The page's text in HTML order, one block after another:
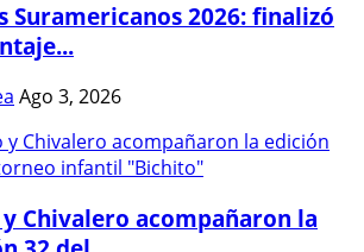
Suramericanos 2026: finalizó
Ago 3, 2026
y Chivalero acompañaron la